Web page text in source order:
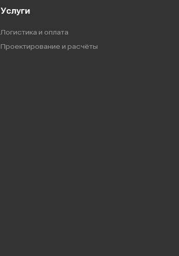
Услуги
Логистика и оплата
Проектирование и расчёты